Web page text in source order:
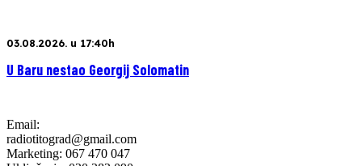
03.08.2026. u 17:40h
U Baru nestao Georgij Solomatin
Email:
radiotitograd@gmail.com
Marketing: 067 470 047